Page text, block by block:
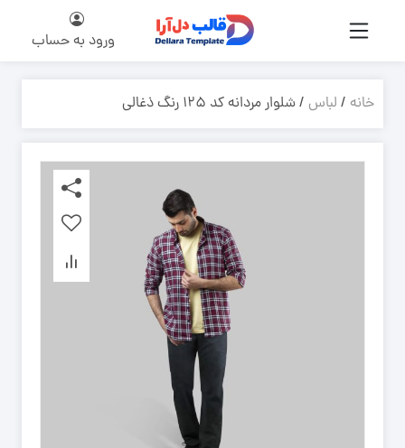
ورود به حساب
خانه / لباس / شلوار مردانه کد ۱۲۵ رنگ ذغالی